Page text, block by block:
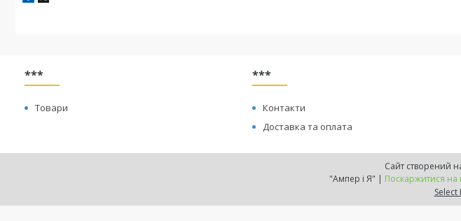
***
Товари
***
Контакти
Доставка та оплата
Сайт створений
"Ампер і Я" | Поскаржитися на
Select